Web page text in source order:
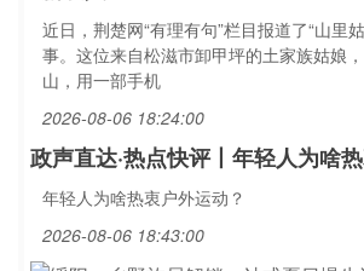
近日，荆楚网“有理有句”栏目报道了“山里
事。这位来自松滋市卸甲坪的土家族姑娘
山，用一部手机
2026-08-06 18:24:00
政声直达·热点快评丨年轻人为啥
年轻人为啥热衷户外运动？
2026-08-06 18:43:00